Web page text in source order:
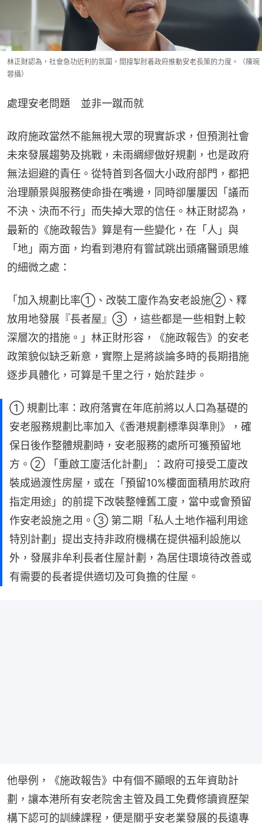
林正財認為，社會急功近利的氛圍，間接掣肘着政府推動安老長策的力度。（陳琬
蓉攝）
處理安老問題 並非一蹴而就
政府施政當然不能無視大眾的現實訴求，但預測社會
未來發展趨勢及挑戰，未雨綢繆做好規劃，也是政府
無法迴避的責任。從特首到各個大小政府部門，都把
治理願景與服務使命掛在嘴邊，同時卻屢屢因「議而
不決、決而不行」而失掉大眾的信任。林正財認為，
最新的《施政報告》算是有一些變化，在「人」與
「地」兩方面，均看到港府有嘗試跳出頭痛醫頭思維
的細微之處：
「加入規劃比率①、改裝工廈作為安老設施②、釋
放用地發展『長者屋』③ ，這些都是一些相對上較
深層次的措施。」林正財形容，《施政報告》的安老
政策貌似缺乏新意，實際上是將談論多時的長期措施
逐步具體化，可算是千里之行，始於跬步。
① 規劃比率：政府落實在年底前將以人口為基礎的
安老服務規劃比率加入《香港規劃標準與準則》，確
保日後作整體規劃時，安老服務的處所可獲預留地
方。② 「重啟工廈活化計劃」：政府可接受工廈改
裝成過渡性房屋，或在「預留10%樓面面積用於政府
指定用途」的前提下改裝整幢舊工廈，當中或會預留
作安老設施之用。③ 第二期「私人土地作福利用途
特別計劃」提出支持非政府機構在提供福利設施以
外，發展非牟利長者住屋計劃，為居住環境待改善或
有需要的長者提供適切及可負擔的住屋。
他舉例，《施政報告》中有個不顯眼的五年資助計
劃，讓本港所有安老院舍主管及員工免費修讀資歷架
構下認可的訓練課程，便是關乎安老業發展的長遠專